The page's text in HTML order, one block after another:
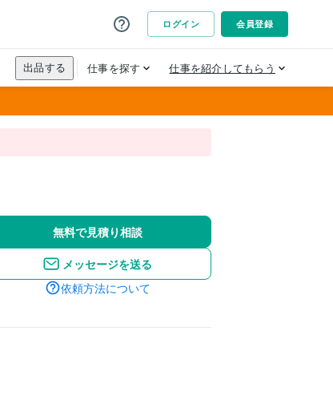
無料で見積り相談
メッセージを送る
依頼方法について